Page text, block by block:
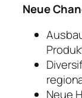
Neue
Neue